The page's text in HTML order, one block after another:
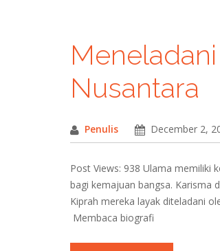
Nusantara
Penulis December 2,
Post Views: 938 Ulama memiliki
bagi kemajuan bangsa. Karisma
Kiprah mereka layak diteladani
Membaca biografi